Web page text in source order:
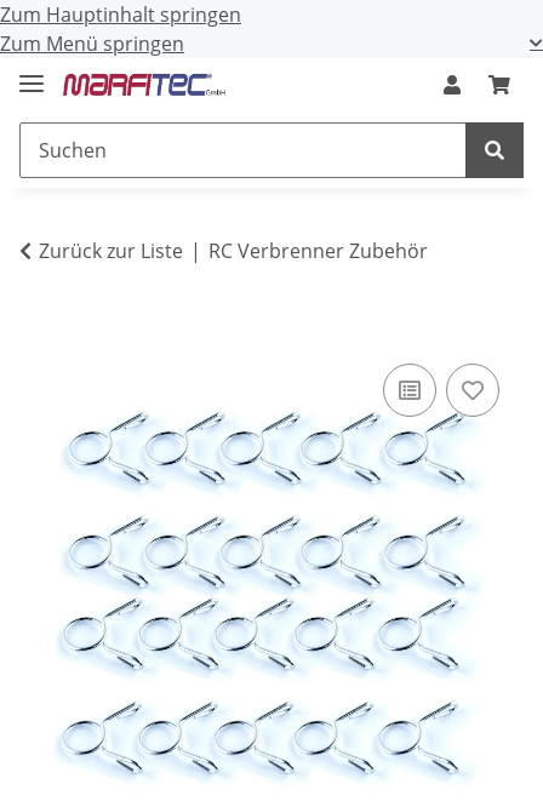
Zum Hauptinhalt springen
Zum Menü springen
Zurück zur Liste RC Verbrenner Zubehör